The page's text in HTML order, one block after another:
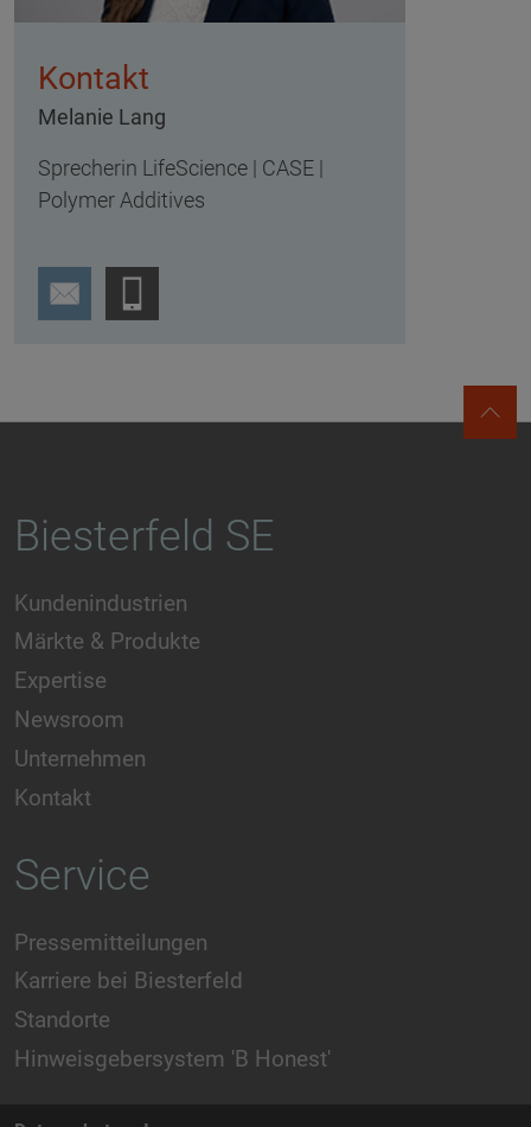
Kontakt
Melanie Lang
Sprecherin LifeScience | CASE |
Polymer Additives
Biesterfeld SE
Kundenindustrien
Märkte & Produkte
Expertise
Newsroom
Unternehmen
Kontakt
Service
Pressemitteilungen
Karriere bei Biesterfeld
Standorte
Hinweisgebersystem 'B Honest'